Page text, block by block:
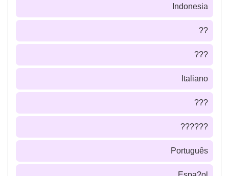
Indonesia
??
???
Italiano
???
??????
Português